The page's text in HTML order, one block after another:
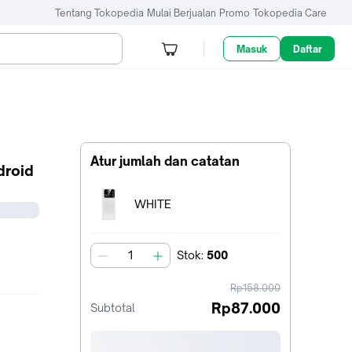
Tentang Tokopedia Mulai Berjualan Promo Tokopedia Care
Masuk Daftar
Atur jumlah dan catatan
Terpilih:
WHITE
jumlah Stok: 500
harga
sebelum
Rp158.000
Subtotal Rp87.000